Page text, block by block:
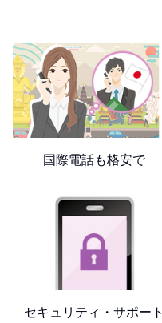
国際電話も格安で
セキュリティ・サポート